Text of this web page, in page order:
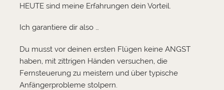
HEUTE sind meine Erfahrungen dein Vorteil.
Ich garantiere dir also …
Du musst vor deinen ersten Flügen keine ANGST
haben, mit zittrigen Händen versuchen, die
Fernsteuerung zu meistern und über typische
Anfängerprobleme stolpern.